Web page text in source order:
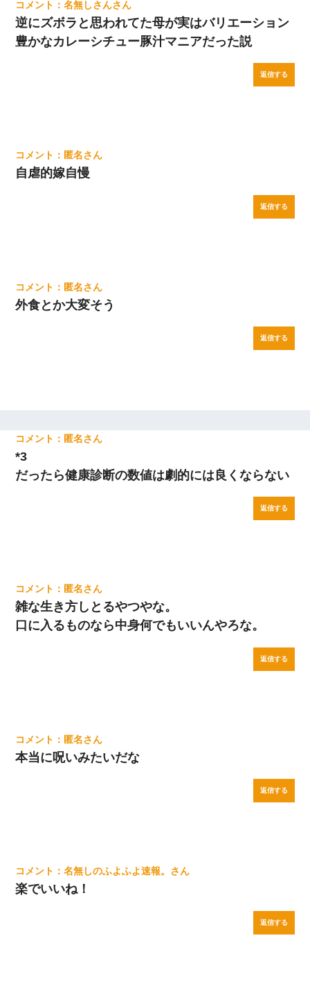
名無しさん
逆にズボラと思われてた母が実はバリエーション
豊かなカレーシチュー豚汁マニアだった説
返信する
匿名
自虐的嫁自慢
返信する
匿名
外食とか大変そう
返信する
匿名
*3
だったら健康診断の数値は劇的には良くならない
返信する
匿名
雑な生き方しとるやつやな。
口に入るものなら中身何でもいいんやろな。
返信する
匿名
本当に呪いみたいだな
返信する
名無しのふよふよ速報。
楽でいいね！
返信する